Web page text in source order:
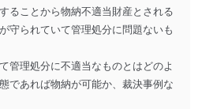
ることから物納不適当財産とされる
守られていて管理処分に問題ないも
管理処分に不適当なものとはどのよ
であれば物納が可能か、裁決事例な